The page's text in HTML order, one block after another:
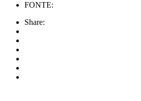
FONTE:
Share: